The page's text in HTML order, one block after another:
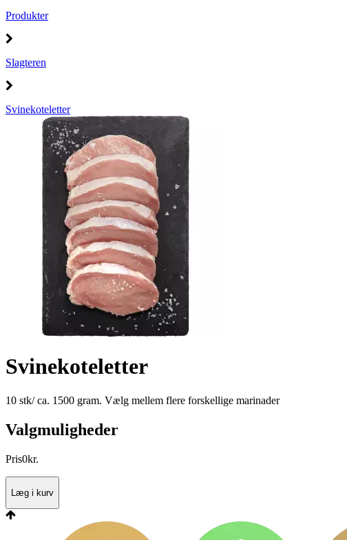
Produkter
Slagteren
Svinekoteletter
Svinekoteletter
10 stk/ ca. 1500 gram. Vælg mellem flere forskellige marinader
Valgmuligheder
Pris0kr.
Læg i kurv